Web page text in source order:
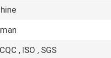
, ISO , SGS